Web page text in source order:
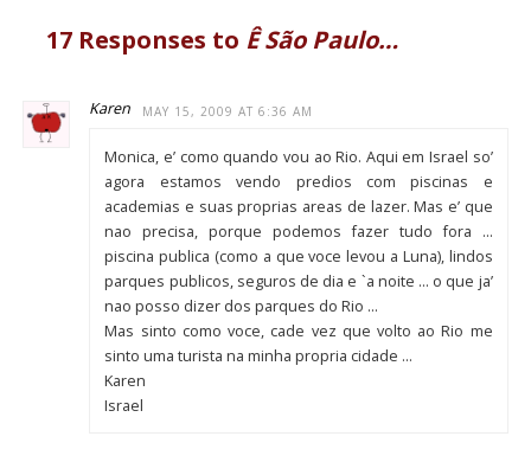
17 Responses to Ê São Paulo…
Karen MAY 15, 2009 AT 6:36 AM
Monica, e’ como quando vou ao Rio. Aqui em Israel so’
agora estamos vendo predios com piscinas e
academias e suas proprias areas de lazer. Mas e’ que
nao precisa, porque podemos fazer tudo fora …
piscina publica (como a que voce levou a Luna), lindos
parques publicos, seguros de dia e `a noite … o que ja’
nao posso dizer dos parques do Rio …
Mas sinto como voce, cade vez que volto ao Rio me
sinto uma turista na minha propria cidade …
Karen
Israel